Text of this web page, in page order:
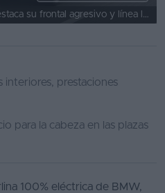
interiores, prestaciones
para la cabeza en las plazas
100% eléctrica de BMW,